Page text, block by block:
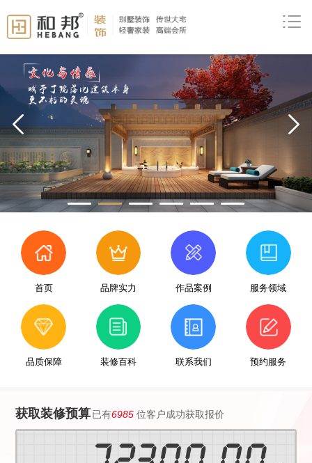
首页 品牌实力 作品案例 服务领域
品质保障 装修百科 联系我们 预约服务
获取装修预算已有6985位客户成功获取报价